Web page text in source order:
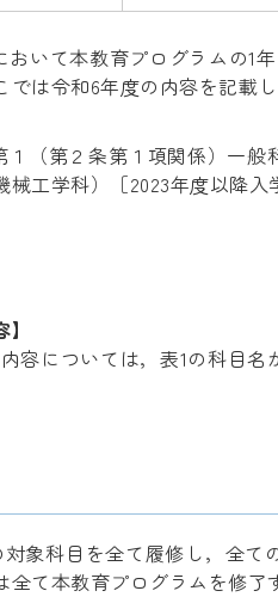
いて本教育プログラムの1
は令和6年度の内容を記載し
（第２条第１項関係）一
工学科）［2023年度以降入
容については，表1の科目
象科目を全て履修し，全
て本教育プログラムを修了